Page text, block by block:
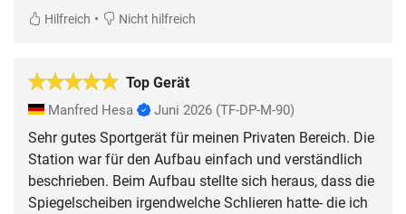
Hilfreich • Nicht hilfreich
Top Gerät
Manfred Hesa Juni 2026 (TF-DP-M-90)
Sehr gutes Sportgerät für meinen Privaten Bereich. Die
Station war für den Aufbau einfach und verständlich
beschrieben. Beim Aufbau stellte sich heraus, dass die
Spiegelscheiben irgendwelche Schlieren hatte- die ich